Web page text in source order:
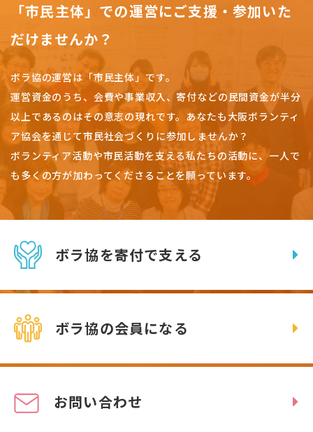
「市民主体」での運営にご支援・参加いた
だけませんか？
ボラ協の運営は「市民主体」です。
運営資金のうち、会費や事業収入、寄付などの民間資金が半分
以上であるのはその意志の現れです。 あなたも大阪ボランティ
ア協会を通じて市民社会づくりに参加しませんか？
ボランティア活動や市民活動を支える私たちの活動に、一人で
も多くの方が加わってくださることを願っています。
ボラ協を寄付で支える
ボラ協の会員になる
お問い合わせ